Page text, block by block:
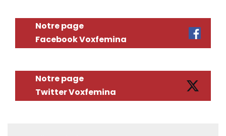
Notre page
Facebook Voxfemina
Notre page
Twitter Voxfemina